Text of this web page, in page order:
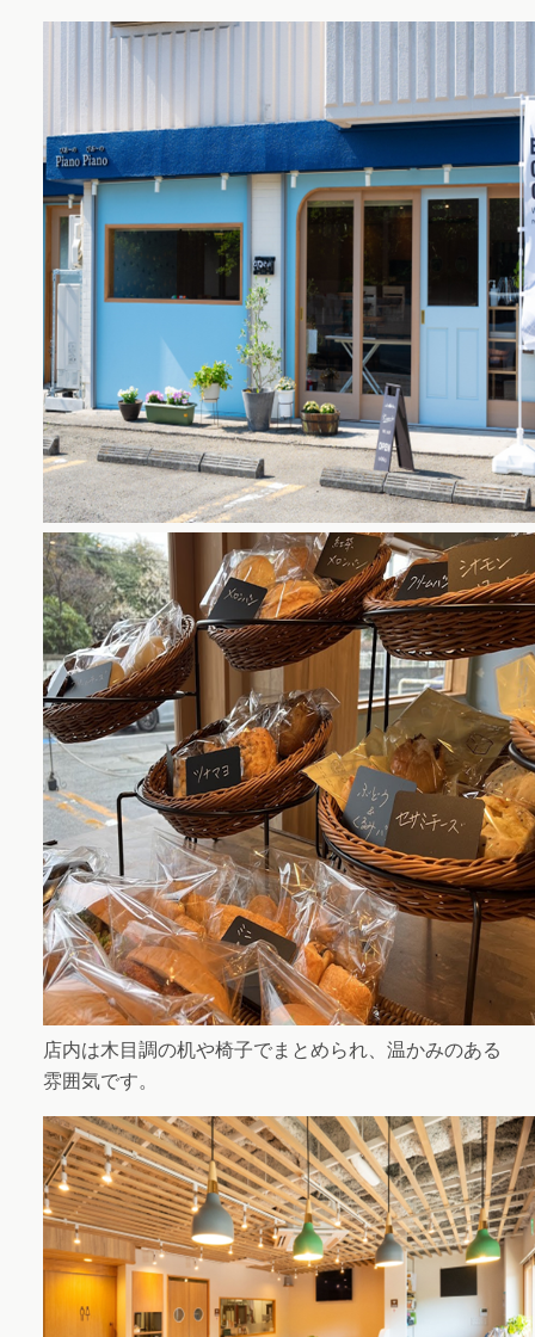
店内は木目調の机や椅子でまとめられ、温かみのある
雰囲気です。